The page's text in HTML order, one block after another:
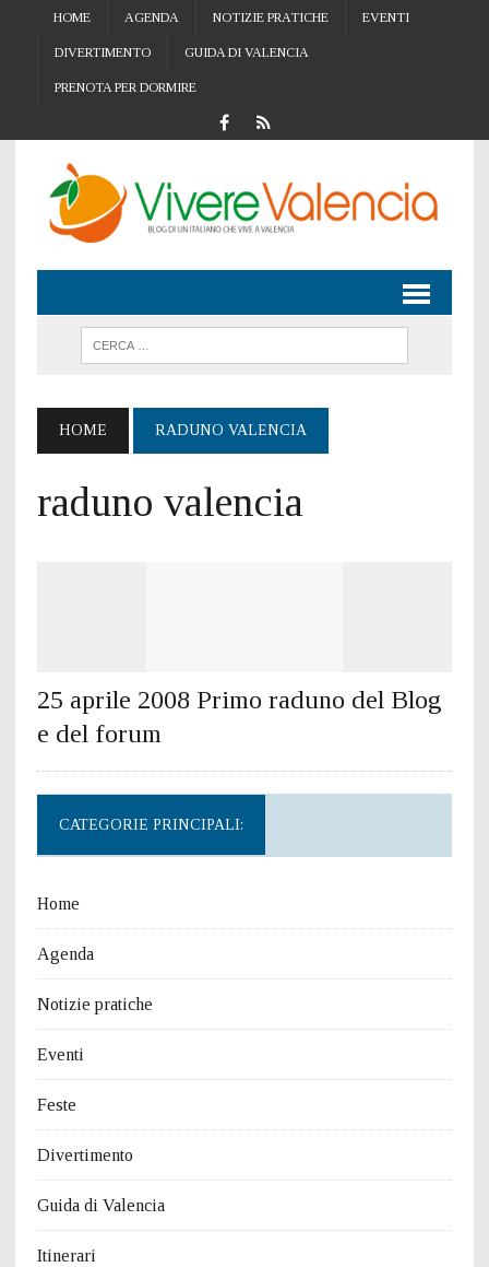
HOME AGENDA NOTIZIE PRATICHE EVENTI
DIVERTIMENTO GUIDA DI VALENCIA
PRENOTA PER DORMIRE
HOME RADUNO VALENCIA
raduno valencia
25 aprile 2008 Primo raduno del Blog
e del forum
CATEGORIE PRINCIPALI:
Home
Agenda
Notizie pratiche
Eventi
Feste
Divertimento
Guida di Valencia
Itinerari